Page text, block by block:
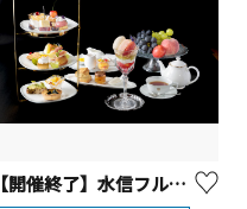
【開催終了】水信フルーツパーラー 『桃のアフタヌーンティー ～プティパルフェ付き～』【横浜市】